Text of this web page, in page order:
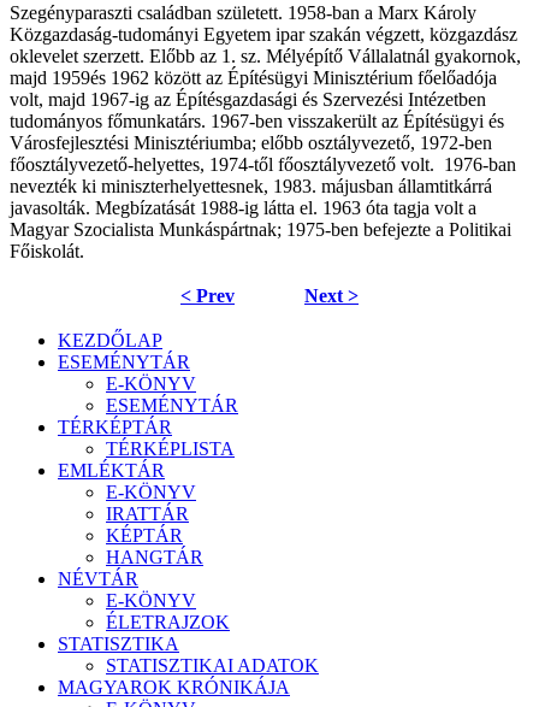
Szegényparaszti családban született. 1958-ban a Marx Károly
Közgazdaság-tudományi Egyetem ipar szakán végzett, közgazdász
oklevelet szerzett. Előbb az 1. sz. Mélyépítő Vállalatnál gyakornok,
majd 1959és 1962 között az Építésügyi Minisztérium főelőadója
volt, majd 1967-ig az Építésgazdasági és Szervezési Intézetben
tudományos főmunkatárs. 1967-ben visszakerült az Építésügyi és
Városfejlesztési Minisztériumba; előbb osztályvezető, 1972-ben
főosztályvezető-helyettes, 1974-től főosztályvezető volt. 1976-ban
nevezték ki miniszterhelyettesnek, 1983. májusban államtitkárrá
javasolták. Megbízatását 1988-ig látta el. 1963 óta tagja volt a
Magyar Szocialista Munkáspártnak; 1975-ben befejezte a Politikai
Főiskolát.
< Prev Next >
KEZDŐLAP
ESEMÉNYTÁR
E-KÖNYV
ESEMÉNYTÁR
TÉRKÉPTÁR
TÉRKÉPLISTA
EMLÉKTÁR
E-KÖNYV
IRATTÁR
KÉPTÁR
HANGTÁR
NÉVTÁR
E-KÖNYV
ÉLETRAJZOK
STATISZTIKA
STATISZTIKAI ADATOK
MAGYAROK KRÓNIKÁJA